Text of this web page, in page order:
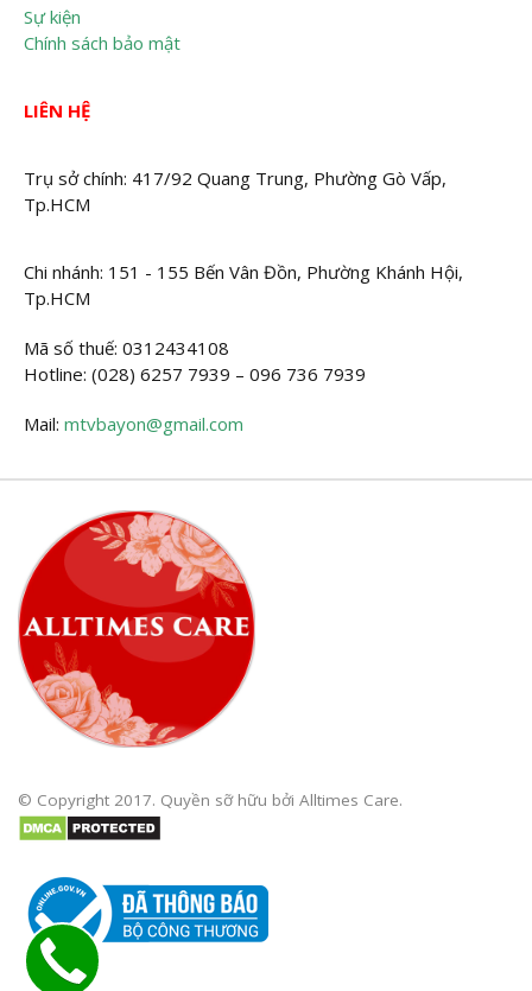
Sự kiện
Chính sách bảo mật
LIÊN HỆ
Trụ sở chính: 417/92 Quang Trung, Phường Gò Vấp,
Tp.HCM
Chi nhánh: 151 - 155 Bến Vân Đồn, Phường Khánh Hội,
Tp.HCM
Mã số thuế: 0312434108
Hotline: (028) 6257 7939 – 096 736 7939
Mail: mtvbayon@gmail.com
© Copyright 2017. Quyền sỡ hữu bởi Alltimes Care.